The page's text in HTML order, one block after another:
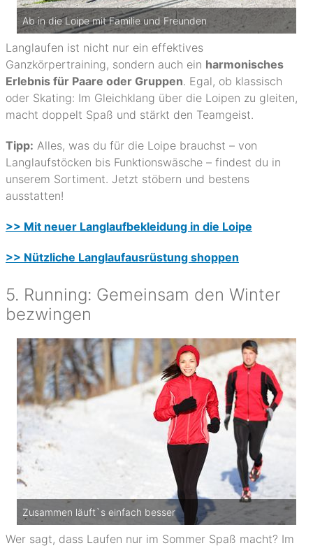
Ab in die Loipe mit Familie und Freunden
Langlaufen ist nicht nur ein effektives
Ganzkörpertraining, sondern auch ein harmonisches
Erlebnis für Paare oder Gruppen. Egal, ob klassisch
oder Skating: Im Gleichklang über die Loipen zu gleiten,
macht doppelt Spaß und stärkt den Teamgeist.
Tipp: Alles, was du für die Loipe brauchst – von
Langlaufstöcken bis Funktionswäsche – findest du in
unserem Sortiment. Jetzt stöbern und bestens
ausstatten!
>> Mit neuer Langlaufbekleidung in die Loipe
>> Nützliche Langlaufausrüstung shoppen
5. Running: Gemeinsam den Winter
bezwingen
Zusammen läuft`s einfach besser
Wer sagt, dass Laufen nur im Sommer Spaß macht? Im